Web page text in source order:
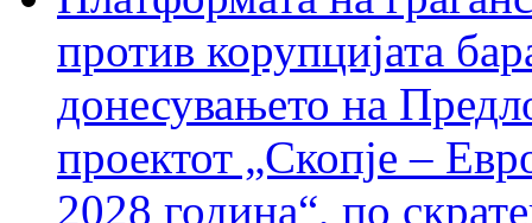
против корупцијата
донесувањето на
проектот „Скопје –
2028 година“, по